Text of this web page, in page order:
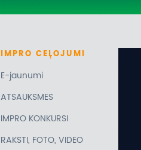
IMPROCEĻOJUMI
E-jaunumi
ATSAUKSMES
IMPRO KONKURSI
RAKSTI, FOTO, VIDEO